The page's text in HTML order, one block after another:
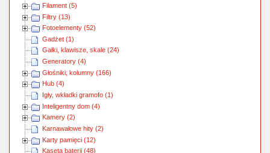
Filament (5)
Filtry (13)
Fotoelementy (52)
Gadżet (1)
Gałki, klawisze, skale (24)
Generatory (4)
Głośniki, kolumny (166)
Hub (4)
Igły, wkładki gramofo (1)
Inteligentny dom (4)
Kamery (2)
Karnawałowe hity (2)
Karty pamięci (12)
Kaseta baterii (48)